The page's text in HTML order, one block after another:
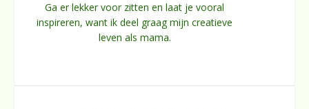
Ga er lekker voor zitten en laat je vooral
inspireren, want ik deel graag mijn creatieve
leven als mama.